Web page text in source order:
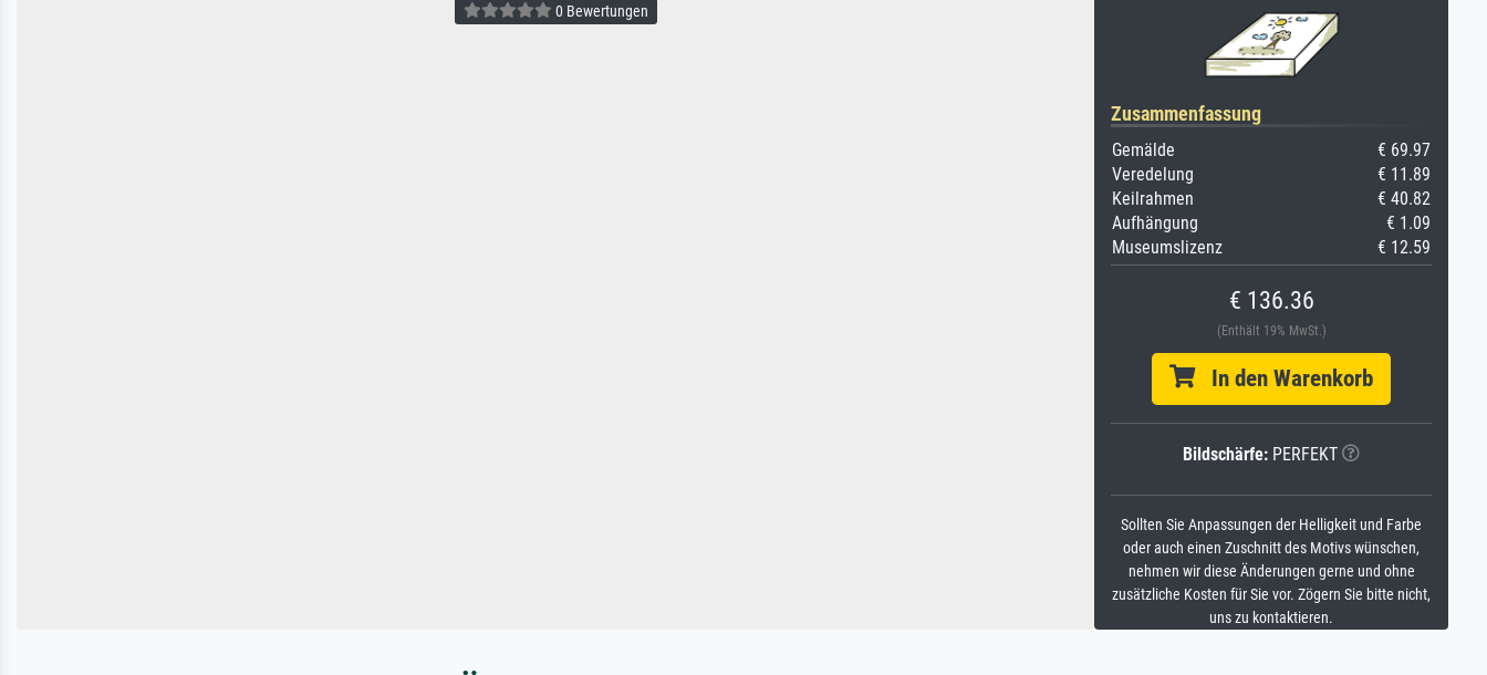
0 Bewertungen
Zusammenfassung
Gemälde
€ 69.97
Veredelung
€ 11.89
Keilrahmen
€ 40.82
Aufhängung
€ 1.09
Museumslizenz
€ 12.59
€ 136.36
(Enthält 19% MwSt.)
In den Warenkorb
Bildschärfe: PERFEKT
Sollten Sie Anpassungen der Helligkeit und Farbe
oder auch einen Zuschnitt des Motivs wünschen,
nehmen wir diese Änderungen gerne und ohne
zusätzliche Kosten für Sie vor. Zögern Sie bitte nicht,
uns zu kontaktieren.